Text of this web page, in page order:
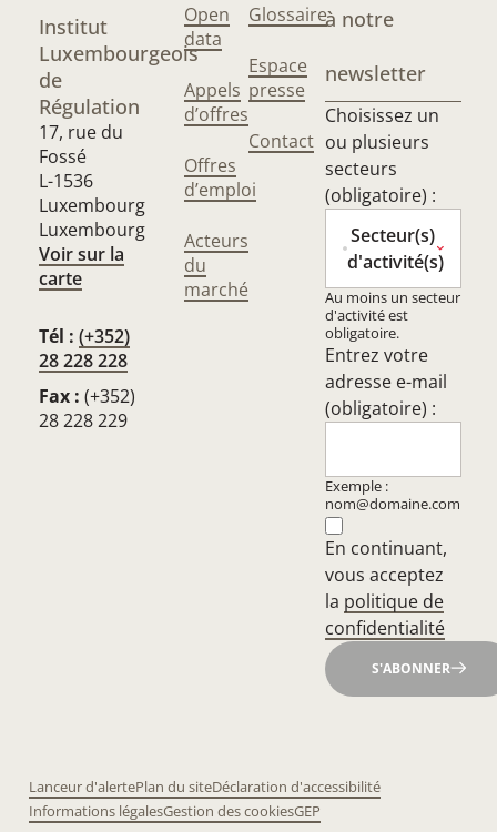
Institut
Luxembourgeois
de
Régulation
17, rue du
Fossé
L-1536
Luxembourg
Luxembourg
Voir sur la
carte
Tél : (+352)
28 228 228
Fax : (+352)
28 228 229
Open
data
Appels
d’offres
Offres
d’emploi
Acteurs
du
marché
Glossaire
Espace
presse
Contact
à notre
newsletter
Choisissez un
ou plusieurs
secteurs
(obligatoire) :
Secteur(s)
d'activité(s)
Au moins un secteur
d'activité est
obligatoire.
Entrez votre
adresse e-mail
(obligatoire) :
Exemple :
nom@domaine.com
En continuant,
vous acceptez
la politique de
confidentialité
S'ABONNER
Lanceur d'alertePlan du siteDéclaration d'accessibilité
Informations légalesGestion des cookiesGEP